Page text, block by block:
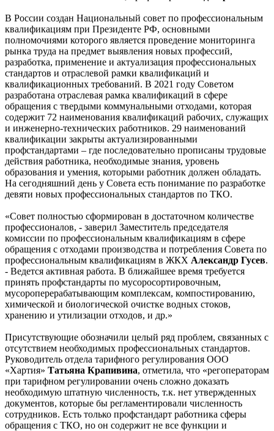
В России создан Национальный совет по профессиональным
квалификациям при Президенте РФ, основными
полномочиями которого является проведение мониторинга
рынка труда на предмет выявления новых профессий,
разработка, применение и актуализация профессиональных
стандартов и отраслевой рамки квалификаций и
квалификационных требований. В 2021 году Советом
разработана отраслевая рамка квалификаций в сфере
обращения с твердыми коммунальными отходами, которая
содержит 72 наименования квалификаций рабочих, служащих
и инженерно-технических работников. 29 наименований
квалификации закрыты актуализированными
профстандартами – где последовательно прописаны трудовые
действия работника, необходимые знания, уровень
образования и умения, которыми работник должен обладать.
На сегодняшний день у Совета есть понимание по разработке
девяти новых профессиональных стандартов по ТКО.
«Совет полностью сформирован в достаточном количестве
профессионалов, - заверил Заместитель председателя
комиссии по профессиональным квалификациям в сфере
обращения с отходами производства и потребления Совета по
профессиональным квалификациям в ЖКХ Александр Гусев.
- Ведется активная работа. В ближайшее время требуется
принять профстандарты по мусоросортировочным,
мусороперерабатывающим комплексам, компостированию,
химической и биологической очистке водных стоков,
хранению и утилизации отходов, и др.»
Присутствующие обозначили целый ряд проблем, связанных с
отсутствием необходимых профессиональных стандартов.
Руководитель отдела тарифного регулирования ООО
«Хартия» Татьяна Крапивина, отметила, что «регоператорам
при тарифном регулировании очень сложно доказать
необходимую штатную численность, т.к. нет утвержденных
документов, которые бы регламентировали численность
сотрудников. Есть только профстандарт работника сферы
обращения с ТКО, но он содержит не все функции и